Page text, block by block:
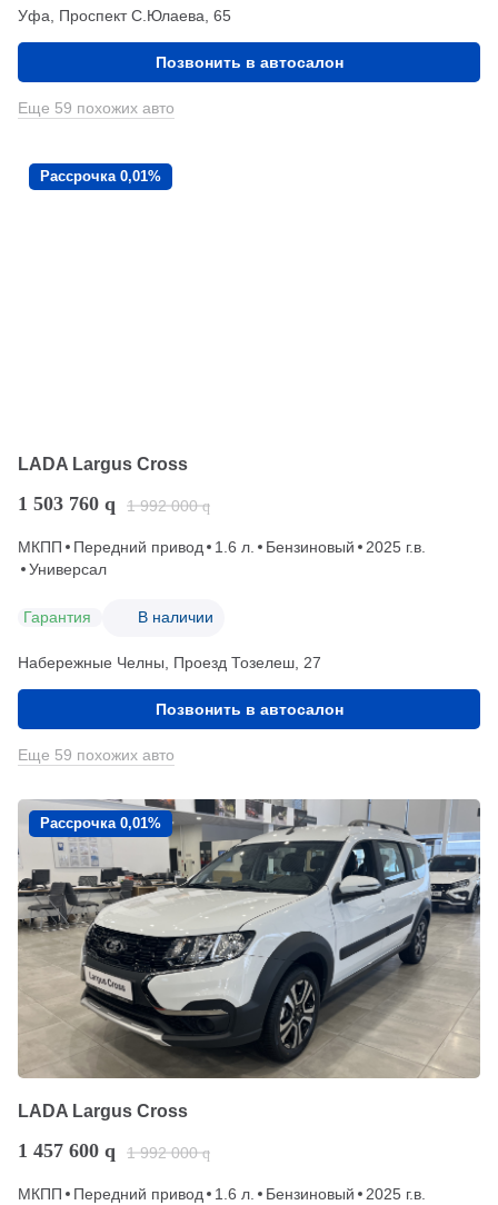
Уфа, Проспект С.Юлаева, 65
Позвонить в автосалон
Еще 59 похожих авто
Рассрочка 0,01%
LADA Largus Cross
1 503 760 q 1 992 000 q
МКПП Передний привод 1.6 л. Бензиновый
2025 г.в.
Универсал
Гарантия В наличии
Набережные Челны, Проезд ​Тозелеш, 27
Позвонить в автосалон
Еще 59 похожих авто
Рассрочка 0,01%
LADA Largus Cross
1 457 600 q 1 992 000 q
МКПП Передний привод 1.6 л. Бензиновый
2025 г.в.